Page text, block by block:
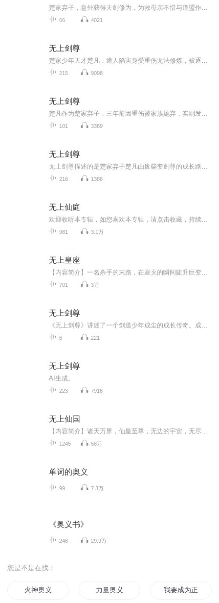
66 4021
无上剑尊
215 9098
无上剑尊
101 3389
无上剑尊
216 1386
无上仙庭
981 3.1万
无上皇座
701 3万
无上剑尊
6 221
无上剑尊
AI生成。
223 7916
无上仙国
1245 58万
单词的奥义
99 7.3万
《奥义书》
246 29.9万
您是不是在找：
火神奥义 力量奥义 我要成为正义使者